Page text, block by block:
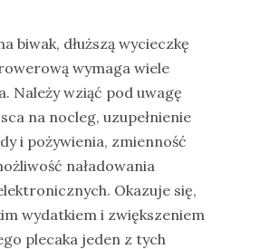
biwak, dłuższą wycieczkę
wymaga wiele
Należy wziąć pod uwagę
na nocleg, uzupełnienie
i pożywienia, zmienność
naładowania
Okazuje się,
wydatkiem i zwiększeniem
plecaka jeden z tych